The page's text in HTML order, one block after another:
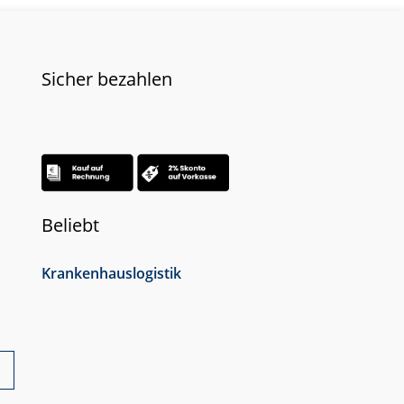
Sicher bezahlen
Beliebt
Krankenhauslogistik